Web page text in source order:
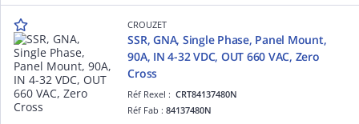
CROUZET
SSR, GNA, Single Phase, Panel Mount,
90A, IN 4-32 VDC, OUT 660 VAC, Zero
Cross
Réf Rexel :CRT84137480N
Réf Fab :84137480N